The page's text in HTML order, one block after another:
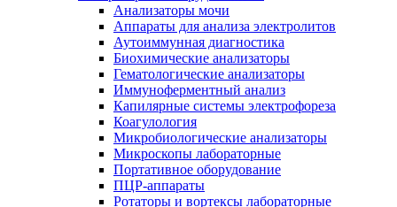
Анализаторы мочи
Аппараты для анализа электролитов
Аутоиммунная диагностика
Биохимические анализаторы
Гематологические анализаторы
Иммуноферментный анализ
Капилярные системы электрофореза
Коагулология
Микробиологические анализаторы
Микроскопы лабораторные
Портативное оборудование
ПЦР-аппараты
Ротаторы и вортексы лабораторные